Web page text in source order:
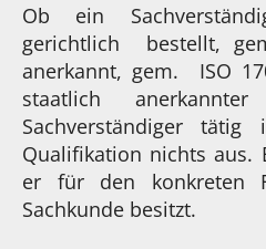
Ob ein
gerichtlich bestellt,
anerkannt, gem. ISO
staatlich
Sachverständiger
Qualifikation nichts aus.
er für den konkreten
Sachkunde besitzt.